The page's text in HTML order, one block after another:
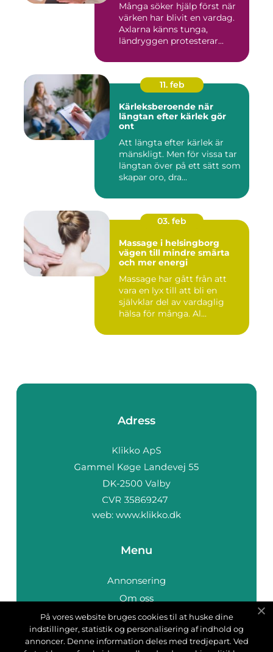
Många söker hjälp först när
värken har blivit en vardag.
Axlarna känns tunga,
ländryggen protesterar...
11. feb
Kärleksberoende när
längtan efter kärlek gör
ont
Att längta efter kärlek är
mänskligt. Men för vissa tar
längtan över på ett sätt som
skapar oro, dra...
03. feb
Massage i helsingborg
vägen till mindre smärta
och mer energi
Massage har gått från att
vara en lyx till att bli en
självklar del av vardaglig
hälsa för många. Al...
Adress
web: www.klikko.dk
Menu
Annonsering
Om oss
Cookies
Kontakta oss
På vores website bruges cookies til at huske dine
indstillinger, statistik og personalisering af indhold og
annoncer. Denne information deles med tredjepart. Ved